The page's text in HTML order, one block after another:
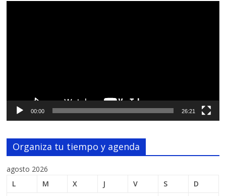
00:00 26:21
Organiza tu tiempo y agenda
agosto 2026
L
M X J V S
D